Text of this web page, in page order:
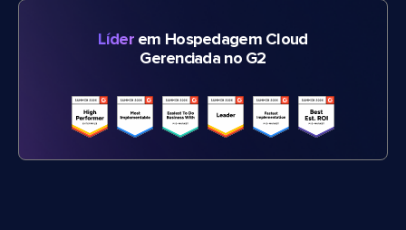
Líderem Hospedagem Cloud
Gerenciada no G2